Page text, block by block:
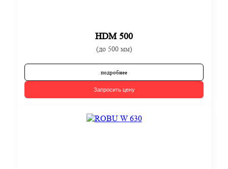
HDM 500
(до 500 мм)
подробнее
Запросить цену